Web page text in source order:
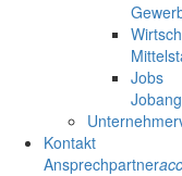
Jobs
Kontakt
Ansprechpartner